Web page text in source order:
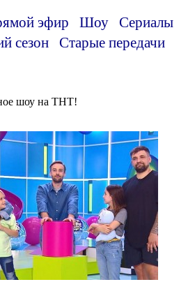
эфир Шоу
Сериалы
сезон Старые передачи
шоу на ТНТ!